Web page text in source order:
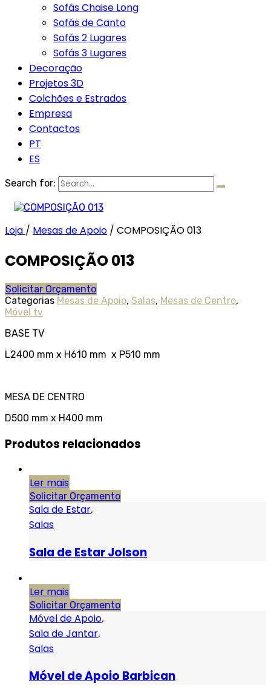
Sofás Chaise Long
Sofás de Canto
Sofás 2 Lugares
Sofás 3 Lugares
Decoração
Projetos 3D
Colchões e Estrados
Empresa
Contactos
PT
ES
Search for:
Loja / Mesas de Apoio / COMPOSIÇÃO 013
COMPOSIÇÃO 013
Solicitar Orçamento
Categorias Mesas de Apoio, Salas, Mesas de Centro,
Móvel tv
BASE TV
L2400 mm x H610 mm x P510 mm
MESA DE CENTRO
D500 mm x H400 mm
Produtos relacionados
Ler mais
Solicitar Orçamento
Sala de Estar,
Salas
Sala de Estar Jolson
Ler mais
Solicitar Orçamento
Móvel de Apoio,
Sala de Jantar,
Salas
Móvel de Apoio Barbican